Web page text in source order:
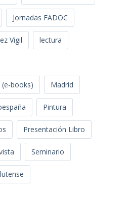
Jornadas FADOC
Vigil lectura
books) Madrid
Pintura
Presentación Libro
Seminario